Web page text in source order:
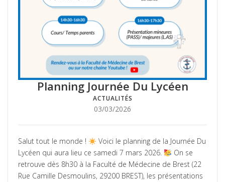
Planning Journée Du Lycéen
ACTUALITÉS
Posté
03/03/2026
Salut tout le monde !
Voici le planning de la Journée Du
Lycéen qui aura lieu ce samedi 7 mars 2026.
On se
retrouve dès 8h30 à la Faculté de Médecine de Brest (22
Rue Camille Desmoulins, 29200 BREST), les présentations